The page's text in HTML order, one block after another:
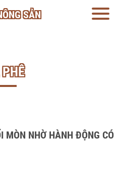
SẢN
MÒN NHỜ HÀNH ĐỘNG CÓ